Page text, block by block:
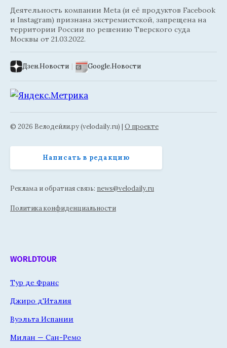
Деятельность компании Meta (и её продуктов Facebook
и Instagram) признана экстремистской, запрещена на
территории России по решению Тверского суда
Москвы от 21.03.2022.
Дзен.Новости | Google.Новости
© 2026 Велодейли.ру (velodaily.ru) | О проекте
Написать в редакцию
Реклама и обратная связь: news@velodaily.ru
Политика конфиденциальности
WORLDTOUR
Тур де Франс
Джиро д'Италия
Вуэльта Испании
Милан — Сан-Ремо